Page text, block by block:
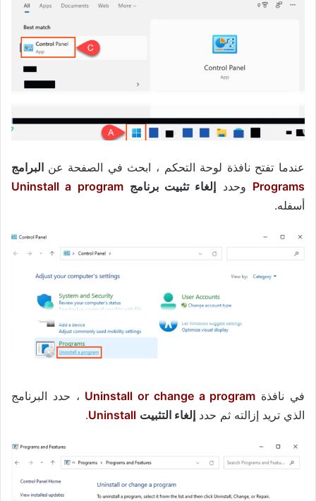
عندما تفتح نافذة لوحة التحكم ، ابحث في الصفحة عن البرامج
Programs وحدد إلغاء تثبيت برنامج Uninstall a program
أسفله.
في نافذة Uninstall or change a program ، حدد البرنامج
الذي تريد إزالته ثم حدد إلغاء التثبيت Uninstall
.